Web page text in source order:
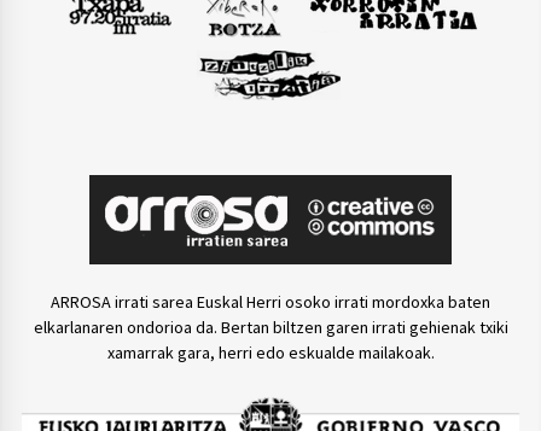
ARROSA irrati sarea Euskal Herri osoko irrati mordoxka baten
elkarlanaren ondorioa da. Bertan biltzen garen irrati gehienak txiki
xamarrak gara, herri edo eskualde mailakoak.